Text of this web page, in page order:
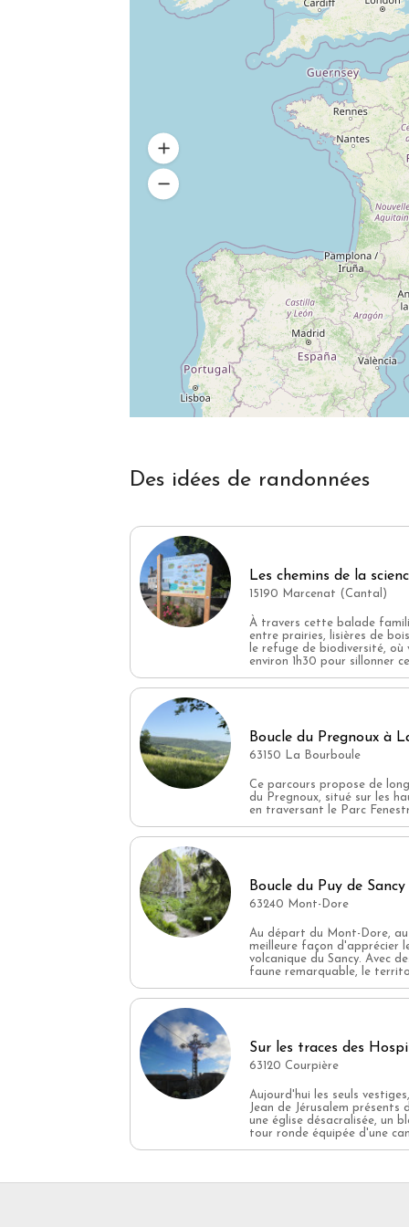
Produits d’hygiène éco-responsables
Douchette/Mousseur d’économie d’eau
Linge maison éco-responsable
Literie éco-responsable
Peinture/revêtement muraux/sols labellisés
Mobilier durable/local
Piscine couverte anti-évaporation
Traitement piscine éco-responsable
Actions éco-responsables pour le
Gestion des déchets
Tri papier
Métaux
Plastiques
Bouchons
Cartouches
Fibres - vêtements
Poubelle à tri sélectif
Engagement zéro déchets
Compost-LombriCompostage-Digesteur
Poulailler
Ré-utilisation des eaux de cuisson
Récupération des eaux grises
Action pour la faune
Nichoirs LPO
Hotels à insectes
Paillage pour hibernation des hérissons
Abri à chauve souris
Points d’eaux
Plantes mellifères
Fleurs des champs
Insectes Auxiliaires
Auxiliaires de tonte
Préservation des toiles d’araignées
Haies diversifiées
Jardin sauvage
Herbes folles
Engagement dans des Eco-labels
Fiches explicatives sur la faune et la flore
Lutte contre les frelons asiatiques et
Des idées de randonnées
Les chemins de la
15190 Marcenat (Cantal)
À travers cette balade
entre prairies, lisières de
le refuge de biodiversité,
environ 1h30 pour sillonner
Boucle du Pregnoux à
63150 La Bourboule
Ce parcours propose de
du Pregnoux, situé sur les
en traversant le Parc
Boucle du Puy de
63240 Mont-Dore
Au départ du Mont-Dore,
meilleure façon d'apprécier
volcanique du Sancy. Avec
faune remarquable, le
Sur les traces des
63120 Courpière
Aujourd'hui les seuls
Jean de Jérusalem
une église désacralisée, un
tour ronde équipée d'une